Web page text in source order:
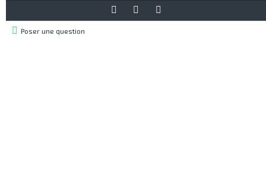
Poser une question